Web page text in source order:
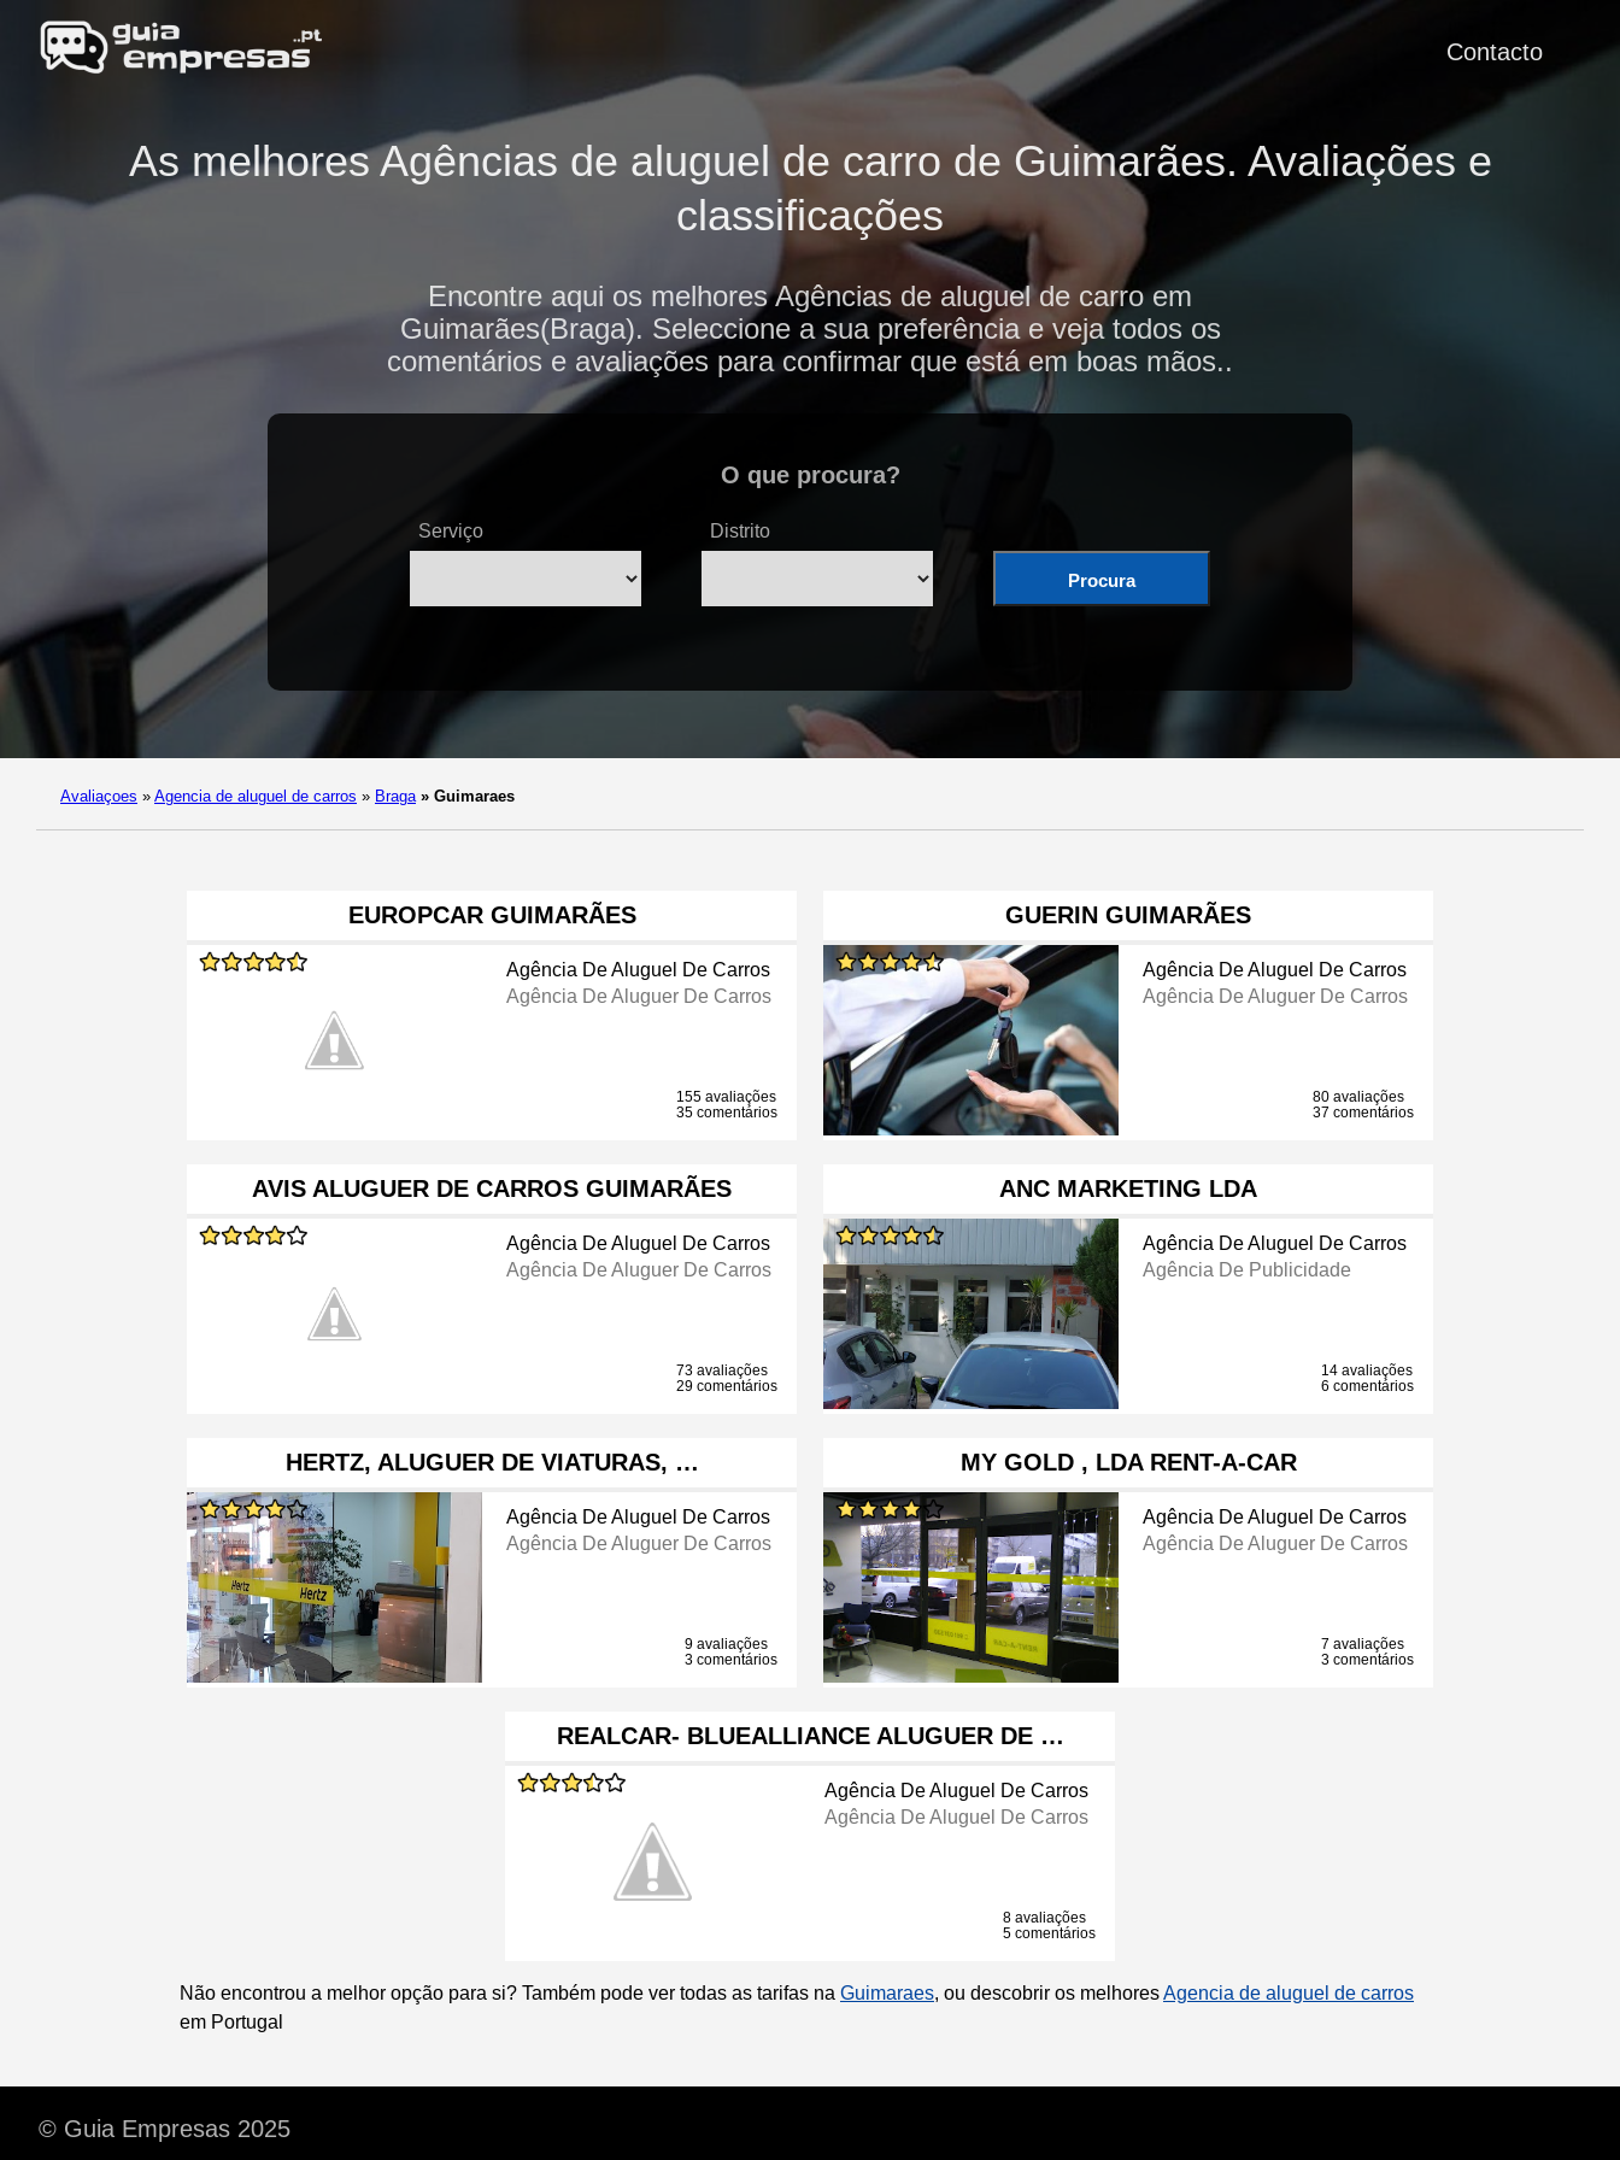
Contacto
As melhores Agências de aluguel de carro de Guimarães. Avaliações e
classificações
Encontre aqui os melhores Agências de aluguel de carro em
Guimarães(Braga). Seleccione a sua preferência e veja todos os
comentários e avaliações para confirmar que está em boas mãos..
O que procura?
Serviço Distrito
Procura
Avaliaçoes » Agencia de aluguel de carros » Braga » Guimaraes
EUROPCAR GUIMARÃES
Agência De Aluguel De Carros
Agência De Aluguer De Carros
155 avaliações
35 comentários
GUERIN GUIMARÃES
Agência De Aluguel De Carros
Agência De Aluguer De Carros
80 avaliações
37 comentários
AVIS ALUGUER DE CARROS GUIMARÃES
Agência De Aluguel De Carros
Agência De Aluguer De Carros
73 avaliações
29 comentários
ANC MARKETING LDA
Agência De Aluguel De Carros
Agência De Publicidade
14 avaliações
6 comentários
HERTZ, ALUGUER DE VIATURAS, …
Agência De Aluguel De Carros
Agência De Aluguer De Carros
9 avaliações
3 comentários
MY GOLD , LDA RENT-A-CAR
Agência De Aluguel De Carros
Agência De Aluguer De Carros
7 avaliações
3 comentários
REALCAR- BLUEALLIANCE ALUGUER DE …
Agência De Aluguel De Carros
Agência De Aluguel De Carros
8 avaliações
5 comentários
Não encontrou a melhor opção para si? Também pode ver todas as tarifas na Guimaraes, ou descobrir os melhoresAgencia de aluguel de carros
em Portugal
© Guia Empresas 2025